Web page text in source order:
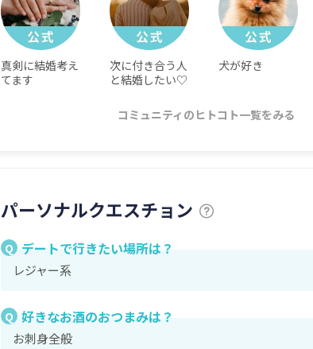
真剣に結婚考え
てます
次に付き合う人
と結婚したい♡
犬が好き
コミュニティのヒトコト一覧をみる
パーソナルクエスチョン
Q デートで行きたい場所は？
レジャー系
Q 好きなお酒のおつまみは？
お刺身全般